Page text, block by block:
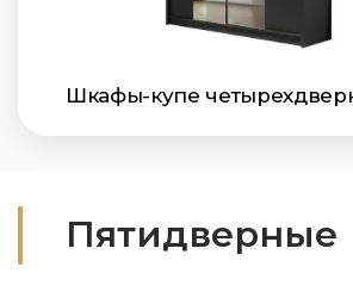
Шкафы-купе
Пятидверные